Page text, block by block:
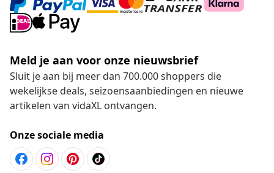
Meld je aan voor onze nieuwsbrief
Sluit je aan bij meer dan 700.000 shoppers die
wekelijkse deals, seizoensaanbiedingen en nieuwe
artikelen van vidaXL ontvangen.
Onze sociale media